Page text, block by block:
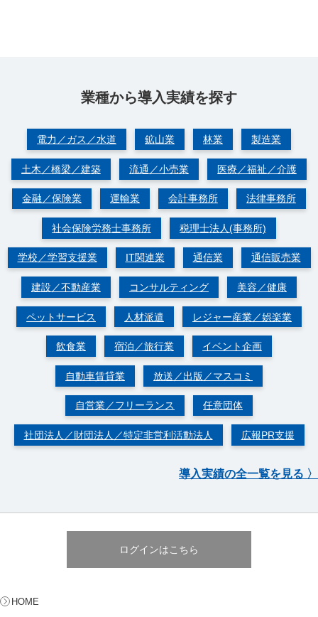
業種から導⼊実績を探す
電力／ガス／水道 鉱山業 林業 製造業
土木／橋梁／建築 流通／小売業 医療／福祉／介護
金融／保険業 運輸業 会計事務所 法律事務所
社会保険労務士事務所 税理士法人(事務所)
学校／学習支援業 IT関連業 通信業 通信販売業
建設／不動産業 コンサルティング 美容／健康
ペットサービス 人材派遣 レジャー産業／娯楽業
飲食業 宿泊／旅行業 イベント企画
自動車賃貸業 放送／出版／マスコミ
自営業／フリーランス 任意団体
社団法人／財団法人／特定非営利活動法人 広報PR支援
導入実績の全一覧を見る 〉
ログインはこちら
HOME